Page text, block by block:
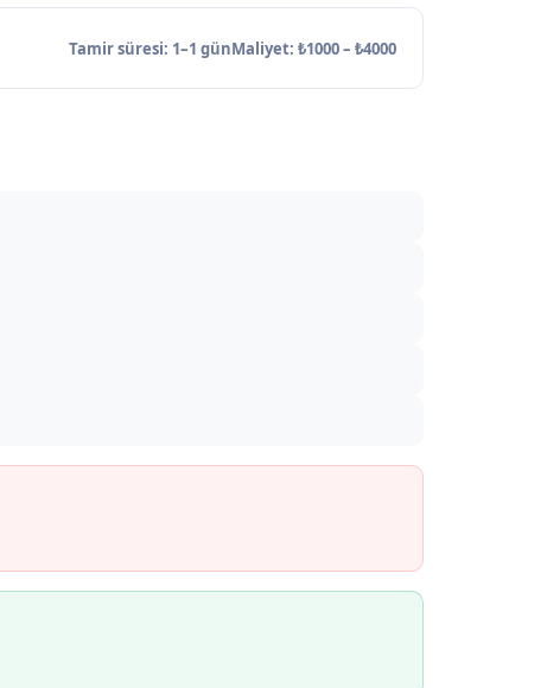
Tamir süresi: 1–1 günMaliyet: ₺1000 – ₺4000